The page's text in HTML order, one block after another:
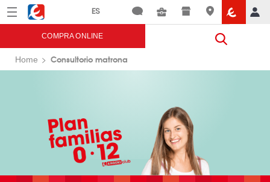
Menú Eroski
COMPRA ONLINE
Home Consultorio matrona